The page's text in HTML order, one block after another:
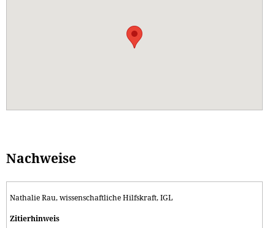
Nachweise
Nathalie Rau, wissenschaftliche Hilfskraft, IGL
Zitierhinweis